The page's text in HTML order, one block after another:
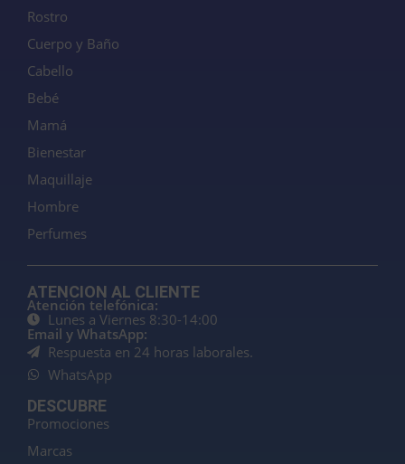
Rostro
Cuerpo y Baño
Cabello
Bebé
Mamá
Bienestar
Maquillaje
Hombre
Perfumes
ATENCION AL CLIENTE
Atención telefónica:
Lunes a Viernes 8:30-14:00
Email y WhatsApp:
Respuesta en 24 horas laborales.
WhatsApp
DESCUBRE
Promociones
Marcas